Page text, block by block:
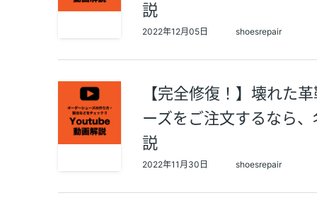
説
2022年12月05日 shoesrepair
【完全修復！】壊れた
ーズをご注文するなら
説
2022年11月30日 shoesrepair